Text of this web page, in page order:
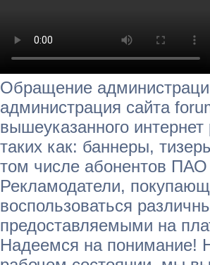
Обращение
администрация сайта
вышеуказанного
таких как: баннеры,
том числе абонентов
Рекламодатели,
воспользоваться
предоставляемыми на
Надеемся на понимание!